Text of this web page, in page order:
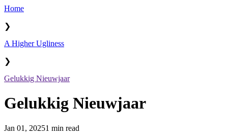
Home
❯
A Higher Ugliness
❯
Gelukkig Nieuwjaar
Gelukkig Nieuwjaar
Jan 01, 20251 min read